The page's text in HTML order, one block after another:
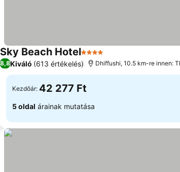
Sky Beach Hotel4 Kategória
8,8Kiváló (613 értékelés) Dhiffushi, 10.5 km-re innen:
Kezdőár: 42 277 Ft
5 oldal árainak mutatása